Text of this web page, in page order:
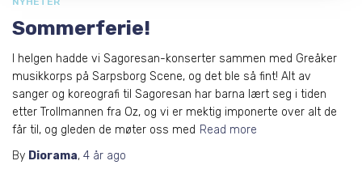
Sommerferie!
I helgen hadde vi Sagoresan-konserter sammen med Greåker
musikkorps på Sarpsborg Scene, og det ble så fint! Alt av
sanger og koreografi til Sagoresan har barna lært seg i tiden
etter Trollmannen fra Oz, og vi er mektig imponerte over alt de
får til, og gleden de møter oss med Read more
By Diorama, 4 år ago